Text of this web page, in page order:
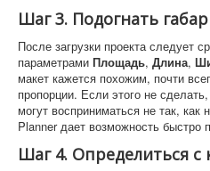
Шаг 3. Подогнать
После загрузки проекта следует
параметрами Площадь, Длина,
макет кажется похожим, почти
пропорции. Если этого не
могут восприниматься не так,
Planner дает возможность быстро
Шаг 4. Определиться